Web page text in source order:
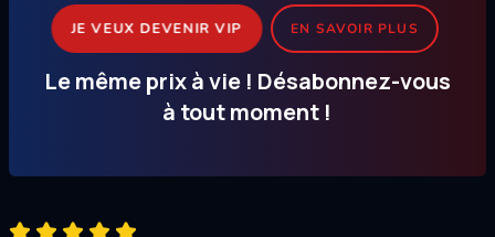
JE VEUX DEVENIR VIP EN SAVOIR PLUS
Le même prix à vie ! Désabonnez-vous
à tout moment !